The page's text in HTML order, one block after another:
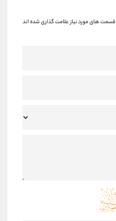
قسمت های مورد نیاز علامت گذاری شده اند